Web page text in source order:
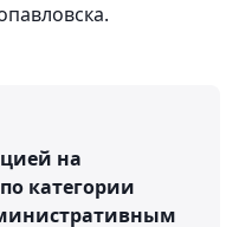
на
категории